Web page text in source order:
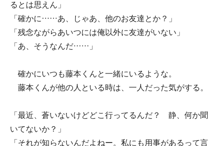
るとは思えん」
「確かに……あ、じゃあ、他のお友達とか？」
「残念ながらあいつには俺以外に友達がいない」
「あ、そうなんだ……」
確かにいつも藤本くんと一緒にいるような。
藤本くんが他の人といる時は、一人だった気がする。
「最近、蒼いないけどどこ行ってるんだ？ 静、何か聞
いてないか？」
「それが知らないんだよねー。私にも用事があるって言